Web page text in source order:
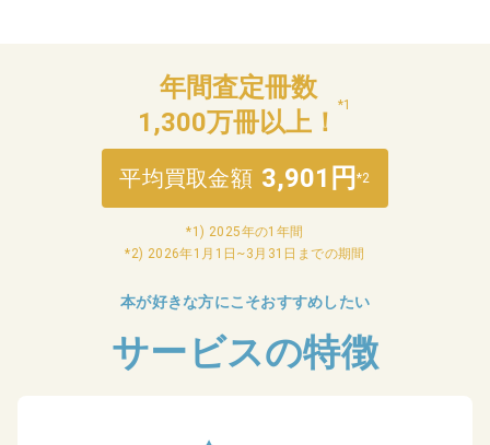
年間査定冊数
1,300万冊以上！
*1
平均買取金額 3,901円 *2
*1) 2025年の1年間
*2) 2026年1月1日~3月31日までの期間
本が好きな方にこそおすすめしたい
サービスの特徴